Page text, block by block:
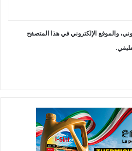
والموقع الإلكتروني في هذا المتصفح